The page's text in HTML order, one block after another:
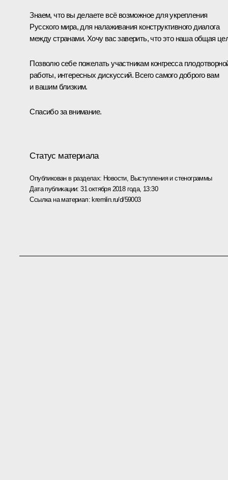
Знаем, что вы делаете всё возможное для укрепления
Русского мира, для налаживания конструктивного диалога
между странами. Хочу вас заверить, что это наша общая
Позволю себе пожелать участникам конгресса
работы, интересных дискуссий. Всего самого доброго вам
и вашим близким.
Спасибо за внимание.
Статус материала
Опубликован в разделах: Новости, Выступления и стенограммы
Дата публикации:31 октября 2018 года, 13:30
Ссылка на материал: kremlin.ru/d/59003